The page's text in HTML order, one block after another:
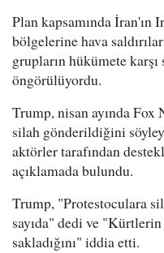
Plan kapsamında İran'ın
bölgelerine hava
grupların hükümete
öngörülüyordu.
Trump, nisan ayında
silah gönderildiğini
aktörler tarafından
açıklamada bulundu.
Trump, "Protestoculara
sayıda" dedi ve
sakladığını" iddia etti.